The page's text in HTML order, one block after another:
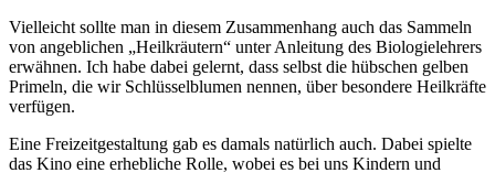
Vielleicht sollte man in diesem Zusammenhang auch das Sammeln
von angeblichen
Heilkräutern
unter Anleitung des Biologielehrers
erwähnen. Ich habe dabei gelernt, dass selbst die hübschen gelben
Primeln, die wir Schlüsselblumen nennen, über besondere Heilkräfte
verfügen.
Eine Freizeitgestaltung gab es damals natürlich auch. Dabei spielte
das Kino eine erhebliche Rolle, wobei es bei uns Kindern und